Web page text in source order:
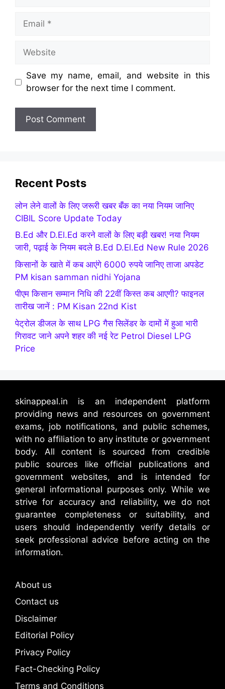
Email
Website
Save my name, email, and website in this
browser for the next time I comment.
Recent Posts
लोन लेने वालों के लिए जरूरी खबर बँक का नया नियम जानिए
CIBIL Score Update Today
B.Ed और D.El.Ed करने वालों के लिए बड़ी खबर! नया नियम
जारी, पढ़ाई के नियम बदले B.Ed D.El.Ed New Rule 2026
किसानों के खाते में कब आएंगे 6000 रुपये जानिए ताजा अपडेट
PM kisan samman nidhi Yojana
पीएम किसान सम्मान निधि की 22वीं किस्त कब आएगी? फाइनल
तारीख जानें : PM Kisan 22nd Kist
पेट्रोल डीजल के साथ LPG गैस सिलेंडर के दामों में हुआ भारी
गिरावट जाने अपने शहर की नई रेट Petrol Diesel LPG
Price
skinappeal.in is an independent platform
providing news and resources on government
exams, job notifications, and public schemes,
with no affiliation to any institute or government
body. All content is sourced from credible
public sources like official publications and
government websites, and is intended for
general informational purposes only. While we
strive for accuracy and reliability, we do not
guarantee completeness or suitability, and
users should independently verify details or
seek professional advice before acting on the
information.
About us
Contact us
Disclaimer
Editorial Policy
Privacy Policy
Fact-Checking Policy
Terms and Conditions